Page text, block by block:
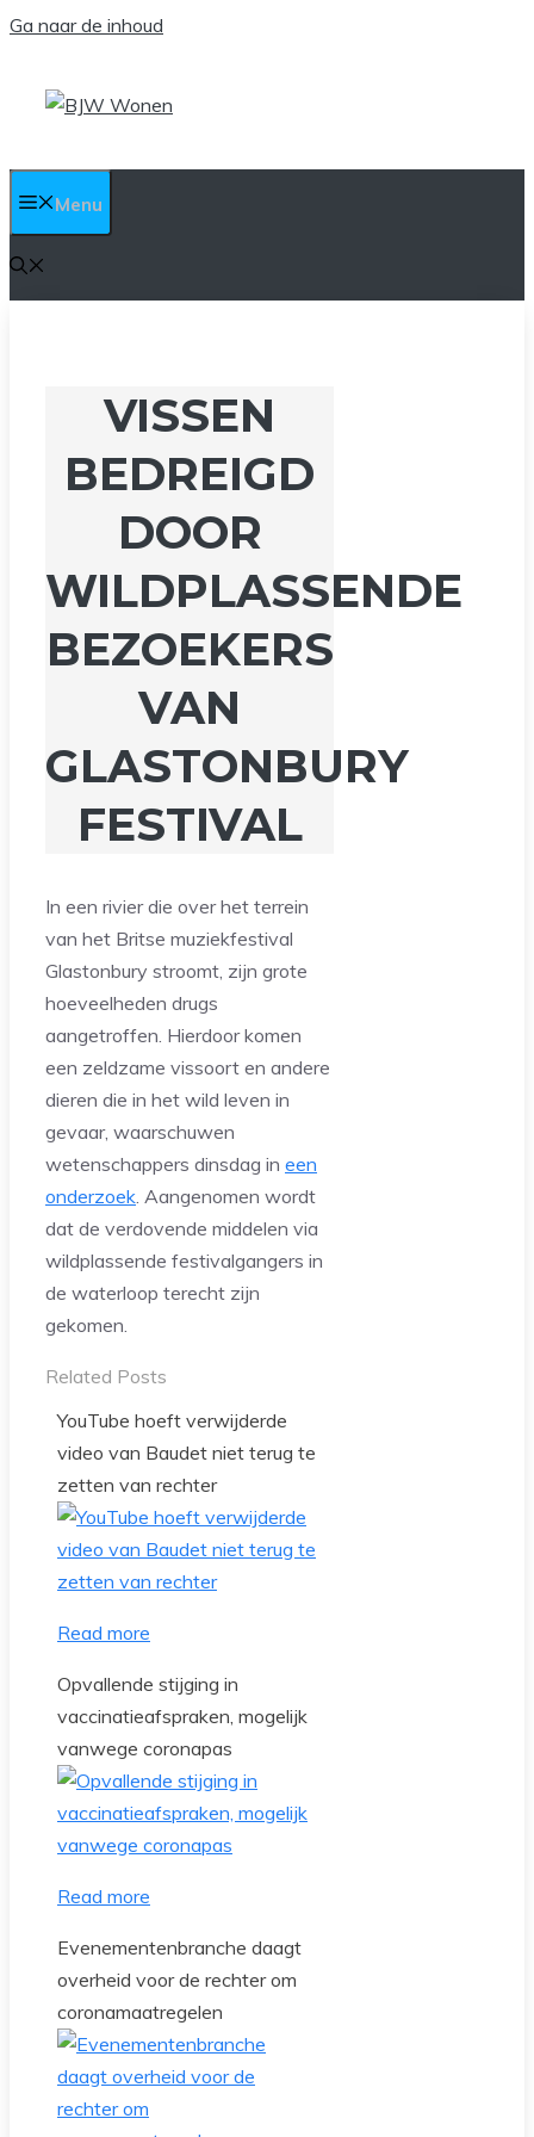
Ga naar de inhoud
Menu
VISSEN
BEDREIGD
DOOR
WILDPLASSENDE
BEZOEKERS
VAN
GLASTONBURY
FESTIVAL
In een rivier die over het terrein
van het Britse muziekfestival
Glastonbury stroomt, zijn grote
hoeveelheden drugs
aangetroffen. Hierdoor komen
een zeldzame vissoort en andere
dieren die in het wild leven in
gevaar, waarschuwen
wetenschappers dinsdag in een
onderzoek. Aangenomen wordt
dat de verdovende middelen via
wildplassende festivalgangers in
de waterloop terecht zijn
gekomen.
Related Posts
YouTube hoeft verwijderde
video van Baudet niet terug te
zetten van rechter
Read more
Opvallende stijging in
vaccinatieafspraken, mogelijk
vanwege coronapas
Read more
Evenementenbranche daagt
overheid voor de rechter om
coronamaatregelen